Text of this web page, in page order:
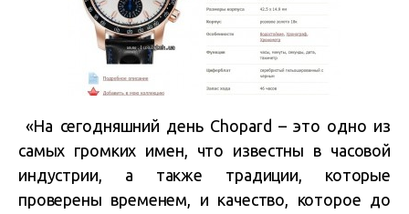
«На сегодняшний день Chopard – это одно из
самых громких имен, что известны в часовой
индустрии, а также традиции, которые
проверены временем, и качество, которое до